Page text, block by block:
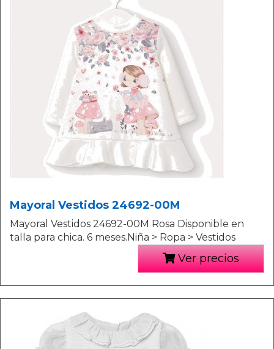
Mayoral Vestidos 24692-00M
Mayoral Vestidos 24692-00M Rosa Disponible en
talla para chica. 6 meses.Niña > Ropa > Vestidos
Ver precios